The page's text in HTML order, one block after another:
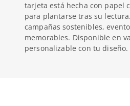
tarjeta está hecha con papel
para plantarse tras su
campañas sostenibles,
memorables. Disponible en
personalizable con tu diseño.